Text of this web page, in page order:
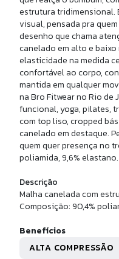
NYLON GRANDE
estrutura tridimensional.
visual, pensada pra
desenho que chama
canelado em alto e
elasticidade na medida
confortável ao corpo,
mantida em qualquer
na Bro Fitwear no Rio de
funcional, yoga, pilates,
com top liso, cropped
canelado em destaque.
quem quer presença no
poliamida, 9,6% elastano.
Descrição
Malha canelada com
Composição: 90,4%
Benefícios
ALTA COMPRESSÃO